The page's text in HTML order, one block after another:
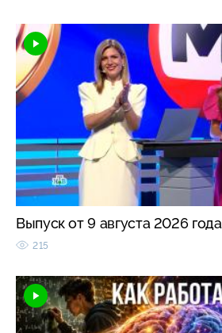
Выпуск от 9 августа 2026 года
215